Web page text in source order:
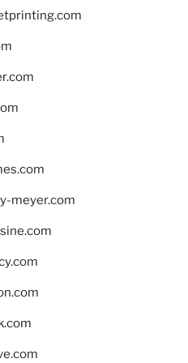
meyer.com